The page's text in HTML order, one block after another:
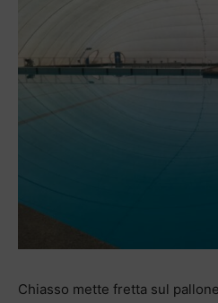
Chiasso mette fretta sul